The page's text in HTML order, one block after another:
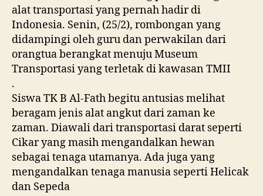
alat transportasi yang pernah hadir di
Indonesia. Senin, (25/2), rombongan yang
didampingi oleh guru dan perwakilan dari
orangtua berangkat menuju Museum
Transportasi yang terletak di kawasan TMII
.
Siswa TK B Al-Fath begitu antusias melihat
beragam jenis alat angkut dari zaman ke
zaman. Diawali dari transportasi darat seperti
Cikar yang masih mengandalkan hewan
sebagai tenaga utamanya. Ada juga yang
mengandalkan tenaga manusia seperti Helicak
dan Sepeda